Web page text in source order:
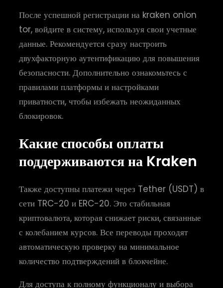
После успешной регистрации на kraken onion
tor, войдите в систему, используя свои учетные
данные. Рекомендуется сразу настроить
двухфакторную аутентификацию для повышения
безопасности. Дополнительно ознакомьтесь с
правилами платформы и настройками
приватности, чтобы избежать неожиданных
блокировок.
Какие способы оплаты
поддерживаются на Kraken
Также доступны платежи через Tether (USDT) в
сети TRC-20 и ERC-20. Это стабильная
криптовалюта, которая снижает риски, связанные
с колебанием курсов. Все переводы проходят
автоматическую проверку на минимальное
количество подтверждений в блокчейне.
Для доступа к полному функционалу и выбора